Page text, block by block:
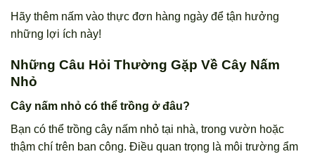
Hãy thêm nấm vào thực đơn hàng ngày để tận hưởng
những lợi ích này!
Những Câu Hỏi Thường Gặp Về Cây Nấm
Nhỏ
Cây nấm nhỏ có thể trồng ở đâu?
Bạn có thể trồng cây nấm nhỏ tại nhà, trong vườn hoặc
thậm chí trên ban công. Điều quan trọng là môi trường ẩm